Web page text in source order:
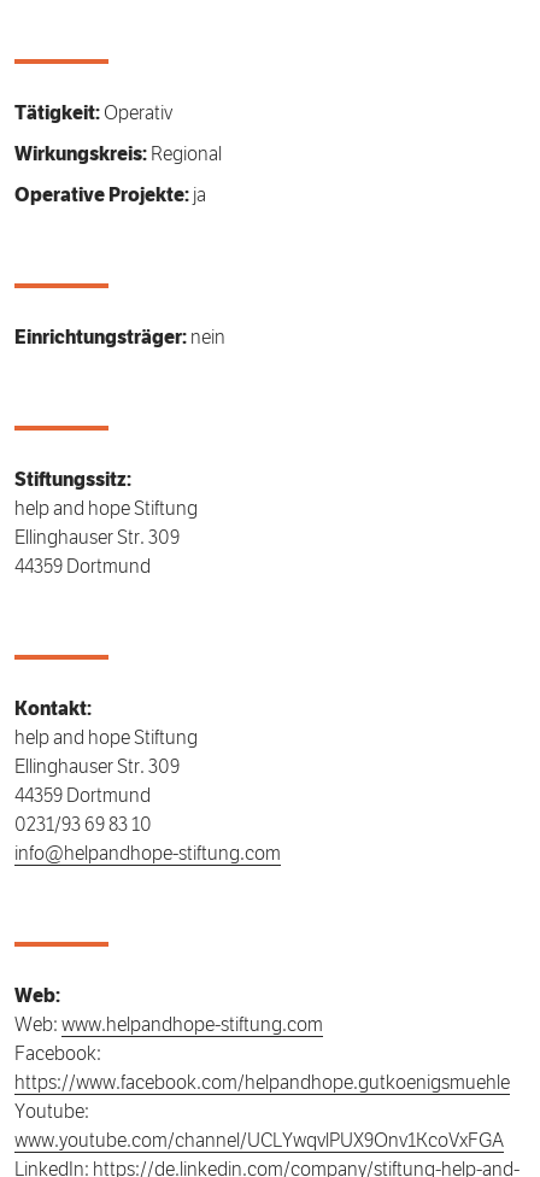
Tätigkeit: Operativ
Wirkungskreis: Regional
Operative Projekte: ja
Einrichtungsträger: nein
Stiftungssitz:
help and hope Stiftung
Ellinghauser Str. 309
44359 Dortmund
Kontakt:
help and hope Stiftung
Ellinghauser Str. 309
44359 Dortmund
0231/93 69 83 10
info@helpandhope-stiftung.com
Web:
Web: www.helpandhope-stiftung.com
Facebook:
https://www.facebook.com/helpandhope.gutkoenigsmuehle
Youtube:
www.youtube.com/channel/UCLYwqvlPUX9Onv1KcoVxFGA
LinkedIn: https://de.linkedin.com/company/stiftung-help-and-